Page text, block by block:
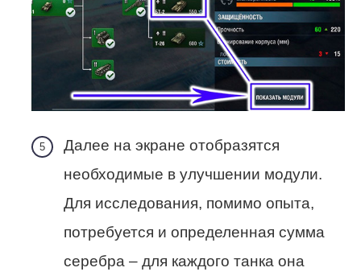
Далее на экране отобразятся
необходимые в улучшении модули.
Для исследования, помимо опыта,
потребуется и определенная сумма
серебра – для каждого танка она